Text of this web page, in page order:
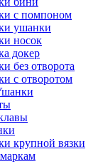
с помпоном
ушанки
носок
докер
без отворота
с отворотом
крупной вязки